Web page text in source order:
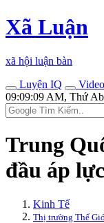
Xã Luận
xã hội luận bàn
Luyện IQ
09:09:09 AM, Thứ
Trung
đầu áp
Kinh Tế
Thị trường Thế